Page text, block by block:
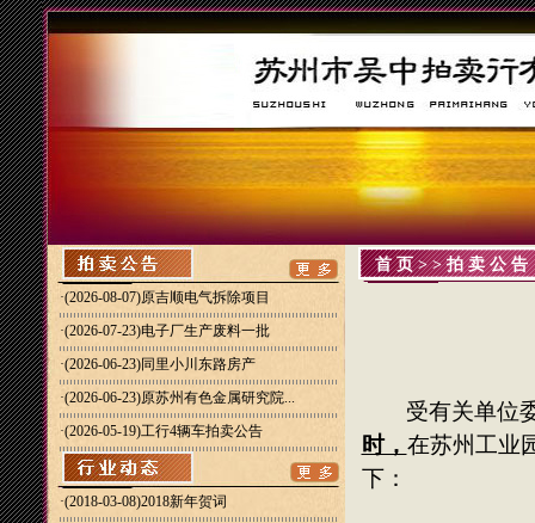
·(2026-08-07)原吉顺电气拆除项目
·(2026-07-23)电子厂生产废料一批
·(2026-06-23)同里小川东路房产
·(2026-06-23)原苏州有色金属研究院...
·(2026-05-19)工行4辆车拍卖公告
·(2018-03-08)2018新年贺词
首页>>拍卖公告
受有关单位
时， 在苏州工业
下：